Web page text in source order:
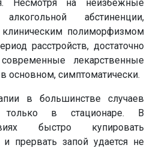
Несмотря на неизбежные
абстиненции,
полиморфизмом
расстройств, достаточно
лекарственные
основном, симптоматически.
в большинстве случаев
только в стационаре. В
быстро купировать
прервать запой удается не